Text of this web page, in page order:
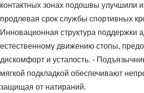
контактных зонах подошвы улучшили
продлевая срок службы спортивных
Инновационная структура поддержки
естественному движению стопы,
дискомфорт и усталость. -
мягкой подкладкой обеспечивают
защищая от натираний.